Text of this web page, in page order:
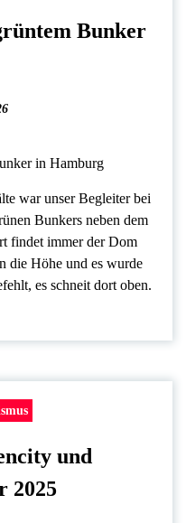
Bunker
war unser Begleiter bei
Bunkers neben dem
findet immer der Dom
die Höhe und es wurde
es schneit dort oben.
und
2025